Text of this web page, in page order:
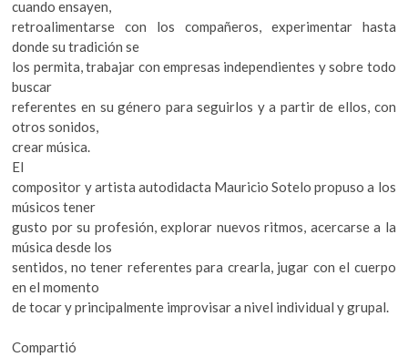
cuando ensayen,
retroalimentarse con los compañeros, experimentar hasta
donde su tradición se
los permita, trabajar con empresas independientes y sobre todo
buscar
referentes en su género para seguirlos y a partir de ellos, con
otros sonidos,
crear música.
El
compositor y artista autodidacta Mauricio Sotelo propuso a los
músicos tener
gusto por su profesión, explorar nuevos ritmos, acercarse a la
música desde los
sentidos, no tener referentes para crearla, jugar con el cuerpo
en el momento
de tocar y principalmente improvisar a nivel individual y grupal.
Compartió